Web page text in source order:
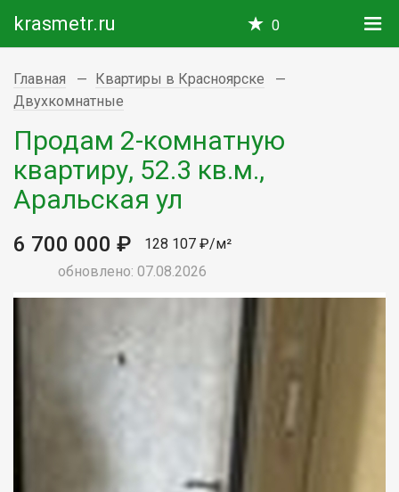
krasmetr.ru 0
Главная
Квартиры в Красноярске
Двухкомнатные
Продам 2-комнатную
квартиру, 52.3 кв.м.,
Аральская ул
6 700 000 ₽
128 107 ₽/м²
обновлено: 07.08.2026